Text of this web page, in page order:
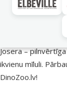
Josera
Josera –
ikvienu mīluli.
DinoZoo.lv!